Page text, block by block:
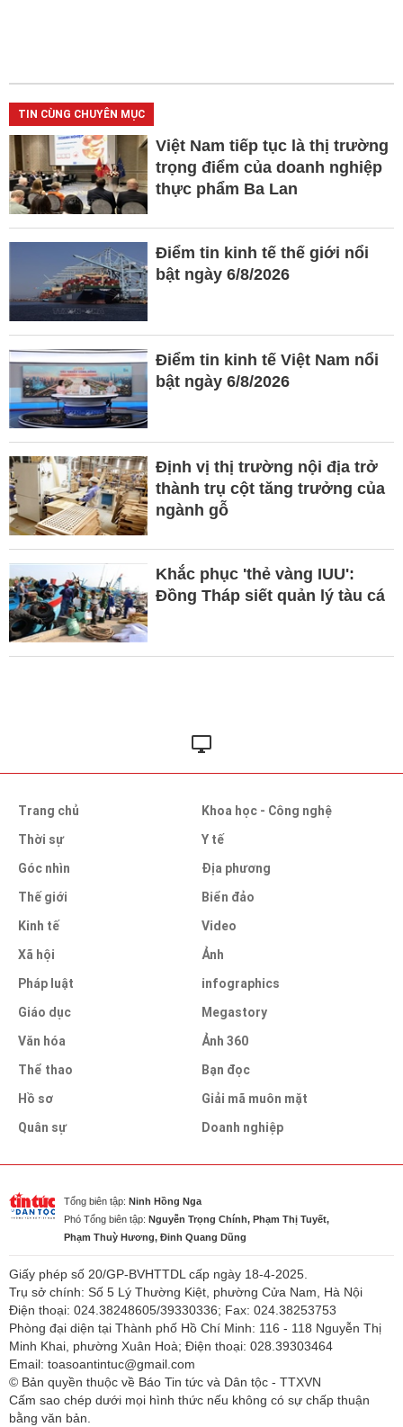
TIN CÙNG CHUYÊN MỤC
Việt Nam tiếp tục là thị trường
trọng điểm của doanh nghiệp
thực phẩm Ba Lan
Điểm tin kinh tế thế giới nổi
bật ngày 6/8/2026
Điểm tin kinh tế Việt Nam nổi
bật ngày 6/8/2026
Định vị thị trường nội địa trở
thành trụ cột tăng trưởng của
ngành gỗ
Khắc phục 'thẻ vàng IUU':
Đồng Tháp siết quản lý tàu cá
Trang chủ
Thời sự
Góc nhìn
Thế giới
Kinh tế
Xã hội
Pháp luật
Giáo dục
Văn hóa
Thể thao
Hồ sơ
Quân sự
Khoa học - Công nghệ
Y tế
Địa phương
Biển đảo
Video
Ảnh
infographics
Megastory
Ảnh 360
Bạn đọc
Giải mã muôn mặt
Doanh nghiệp
Tổng biên tập: Ninh Hồng Nga
Phó Tổng biên tập: Nguyễn Trọng Chính, Phạm Thị Tuyết,
Phạm Thuỳ Hương, Đinh Quang Dũng
Giấy phép số 20/GP-BVHTTDL cấp ngày 18-4-2025.
Trụ sở chính: Số 5 Lý Thường Kiệt, phường Cửa Nam, Hà Nội
Điện thoại: 024.38248605/39330336; Fax: 024.38253753
Phòng đại diện tại Thành phố Hồ Chí Minh: 116 - 118 Nguyễn Thị
Minh Khai, phường Xuân Hoà; Điện thoại: 028.39303464
Email: toasoantintuc@gmail.com
© Bản quyền thuộc về Báo Tin tức và Dân tộc - TTXVN
Cấm sao chép dưới mọi hình thức nếu không có sự chấp thuận
bằng văn bản.